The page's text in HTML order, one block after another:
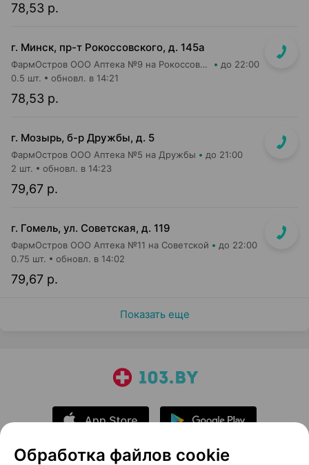
78,53 р.
г. Минск, пр-т Рокоссовского, д. 145а
ФармОстров ООО Аптека №9 на Рокоссовского до 22:00
78,53 р.
0.5 шт. обновл. в 14:21
г. Мозырь, б-р Дружбы, д. 5
ФармОстров ООО Аптека №5 на Дружбы до 21:00
79,67 р.
2 шт. обновл. в 14:23
г. Гомель, ул. Советская, д. 119
ФармОстров ООО Аптека №11 на Советской до 22:00
79,67 р.
0.75 шт. обновл. в 14:02
Показать еще
Обработка файлов cookie